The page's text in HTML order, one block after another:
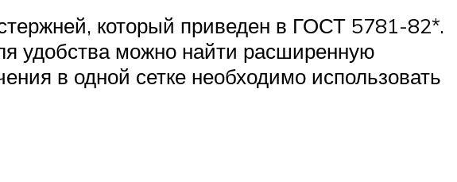
который приведен в ГОСТ 5781-82*.
удобства можно найти расширенную
в одной сетке необходимо использовать